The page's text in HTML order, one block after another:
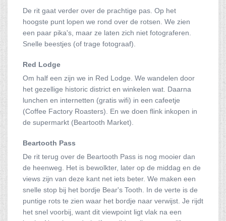
De rit gaat verder over de prachtige pas. Op het
hoogste punt lopen we rond over de rotsen. We zien
een paar pika's, maar ze laten zich niet fotograferen.
Snelle beestjes (of trage fotograaf).
Red Lodge
Om half een zijn we in Red Lodge. We wandelen door
het gezellige historic district en winkelen wat. Daarna
lunchen en internetten (gratis wifi) in een cafeetje
(Coffee Factory Roasters). En we doen flink inkopen in
de supermarkt (Beartooth Market).
Beartooth Pass
De rit terug over de Beartooth Pass is nog mooier dan
de heenweg. Het is bewolkter, later op de middag en de
views zijn van deze kant net iets beter. We maken een
snelle stop bij het bordje Bear's Tooth. In de verte is de
puntige rots te zien waar het bordje naar verwijst. Je rijdt
het snel voorbij, want dit viewpoint ligt vlak na een